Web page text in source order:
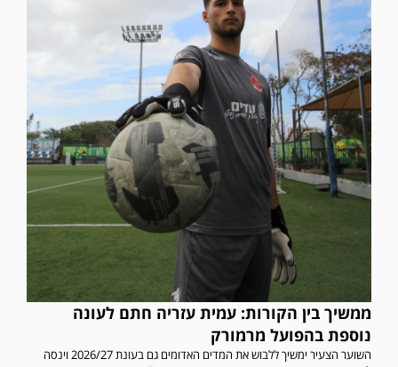
ממשיך בין הקורות: עמית עזריה חתם לעונה
נוספת בהפועל מרמורק
השוער הצעיר ימשיך ללבוש את המדים האדומים גם בעונת 2026/27 וינסה